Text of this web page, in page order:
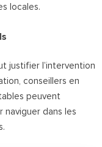
locales.
justifier l’intervention
conseillers en
peuvent
naviguer dans les